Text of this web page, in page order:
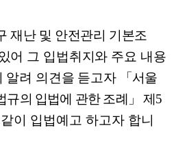
재난 및 안전관리 기본조
어 그 입법취지와 주요 내용
알려 의견을 듣고자
「 서울
규의 입법에 관한 조례 」제 5
같이 입법예고 하고자 합니